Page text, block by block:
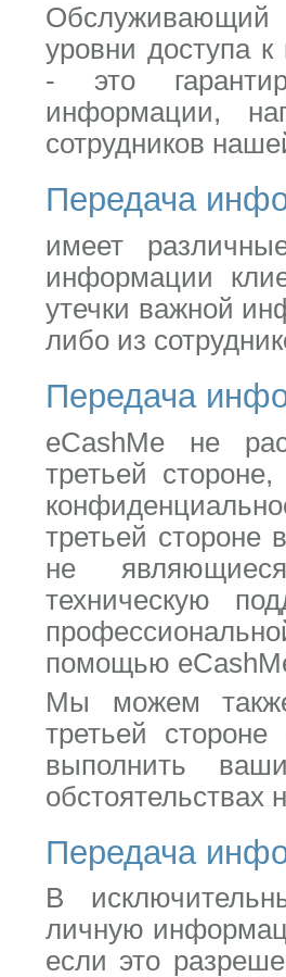
уровни доступа
- это
информации,
сотрудников
Передача
имеет
информации
утечки важной
либо из
Передача
eCashMe не
третьей
третьей стороне
не
техническую
помощью
Мы можем
третьей
выполнить
Передача
В
личную
если это